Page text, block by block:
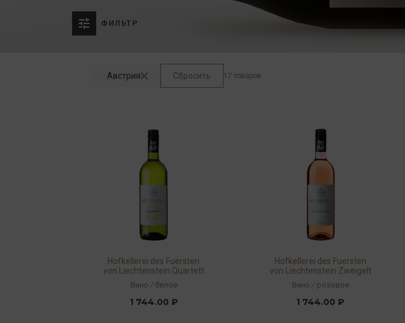
ФИЛЬТР
Австрия Сбросить 17 товаров
Hofkellerei des Fuersten
von Liechtenstein Quartett
Clos Domaine 2016 12%
0,75л
Вино / белое
1 744.00 ₽
Hofkellerei des Fuersten
von Liechtenstein Zweigelt
Rose Clos Domaine 2017
12% 0,75л
Вино / розовое
1 744.00 ₽